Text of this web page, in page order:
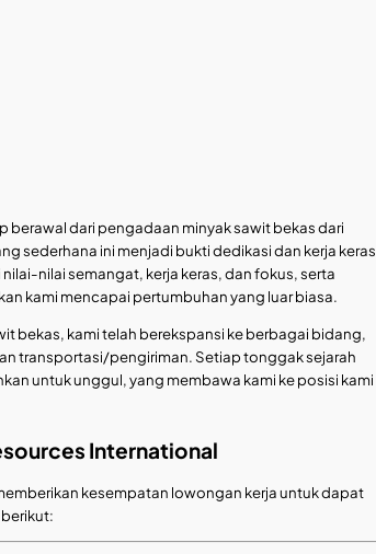
berawal dari pengadaan minyak sawit bekas dari
sederhana ini menjadi bukti dedikasi dan kerja keras
nilai semangat, kerja keras, dan fokus, serta
kami mencapai pertumbuhan yang luar biasa.
bekas, kami telah berekspansi ke berbagai bidang,
transportasi/pengiriman. Setiap tonggak sejarah
untuk unggul, yang membawa kami ke posisi kami
International
kesempatan lowongan kerja untuk dapat